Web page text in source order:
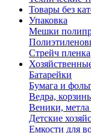
Товары без
Упаковка
Мешки
Стрейч пленка
Батарейки
Бумага и
Ведра,
Веники, метла
Детские
Емкости для